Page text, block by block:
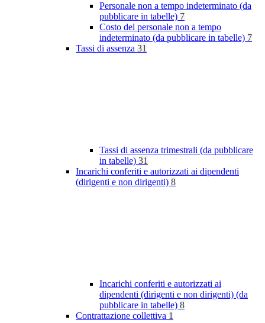
Personale non a tempo indeterminato (da
pubblicare in tabelle) 7
Costo del personale non a tempo
indeterminato (da pubblicare in tabelle) 7
Tassi di assenza 31
Tassi di assenza trimestrali (da pubblicare
in tabelle) 31
Incarichi conferiti e autorizzati ai dipendenti
(dirigenti e non dirigenti) 8
Incarichi conferiti e autorizzati ai
dipendenti (dirigenti e non dirigenti) (da
pubblicare in tabelle) 8
Contrattazione collettiva 1